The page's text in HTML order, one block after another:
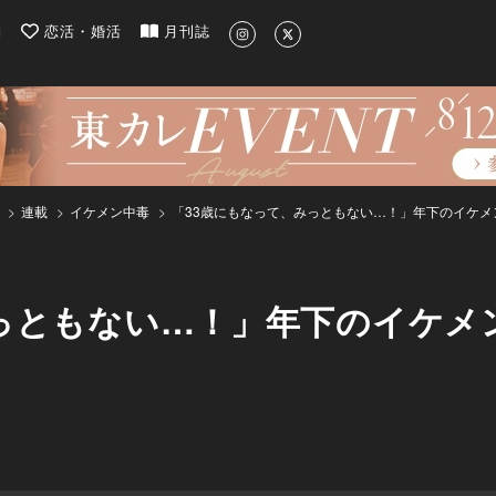
新のグルメ、洗練されたライフスタイル情報
恋活・婚活 月刊誌
連載 イケメン中毒 「33歳にもなって、みっともない…！」年下のイケ
ともない…！」年下のイケメ